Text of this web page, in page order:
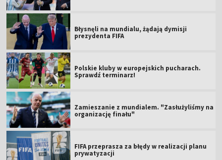
Błysnęli na mundialu, żądają dymisji
prezydenta FIFA
Polskie kluby w europejskich pucharach.
Sprawdź terminarz!
Zamieszanie z mundialem. "Zasłużyliśmy na
organizację finału"
FIFA przeprasza za błędy w realizacji planu
prywatyzacji